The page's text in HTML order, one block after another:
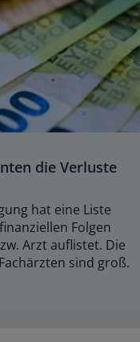
die Verluste
hat eine Liste
Folgen
Arzt auflistet. Die
sind groß.